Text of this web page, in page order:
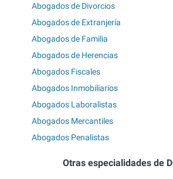
Abogados de Divorcios
Abogados de Extranjería
Abogados de Familia
Abogados de Herencias
Abogados Fiscales
Abogados Inmobiliarios
Abogados Laboralistas
Abogados Mercantiles
Abogados Penalistas
Otras especialidades de